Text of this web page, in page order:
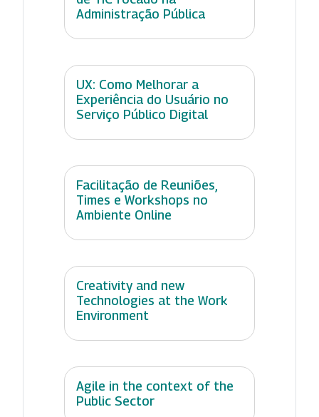
Administração Pública
UX: Como Melhorar a
Experiência do Usuário no
Serviço Público Digital
Facilitação de Reuniões,
Times e Workshops no
Ambiente Online
Creativity and new
Technologies at the Work
Environment
Agile in the context of the
Public Sector